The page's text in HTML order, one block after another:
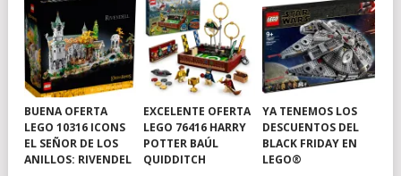
BUENA OFERTA
LEGO 10316 ICONS
EL SEÑOR DE LOS
ANILLOS: RIVENDEL
EXCELENTE OFERTA
LEGO 76416 HARRY
POTTER BAÚL
QUIDDITCH
YA TENEMOS LOS
DESCUENTOS DEL
BLACK FRIDAY EN
LEGO®